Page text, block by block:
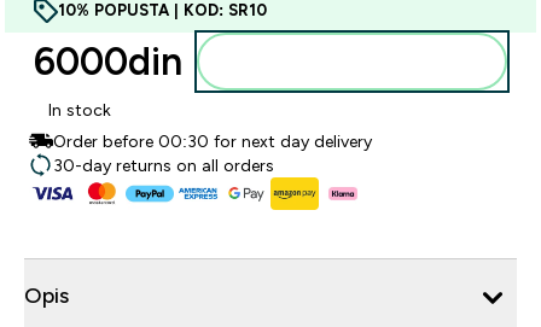
10% POPUSTA | KOD: SR10
6000din‎
In stock
Order before 00:30 for next day delivery
30-day returns on all orders
Opis